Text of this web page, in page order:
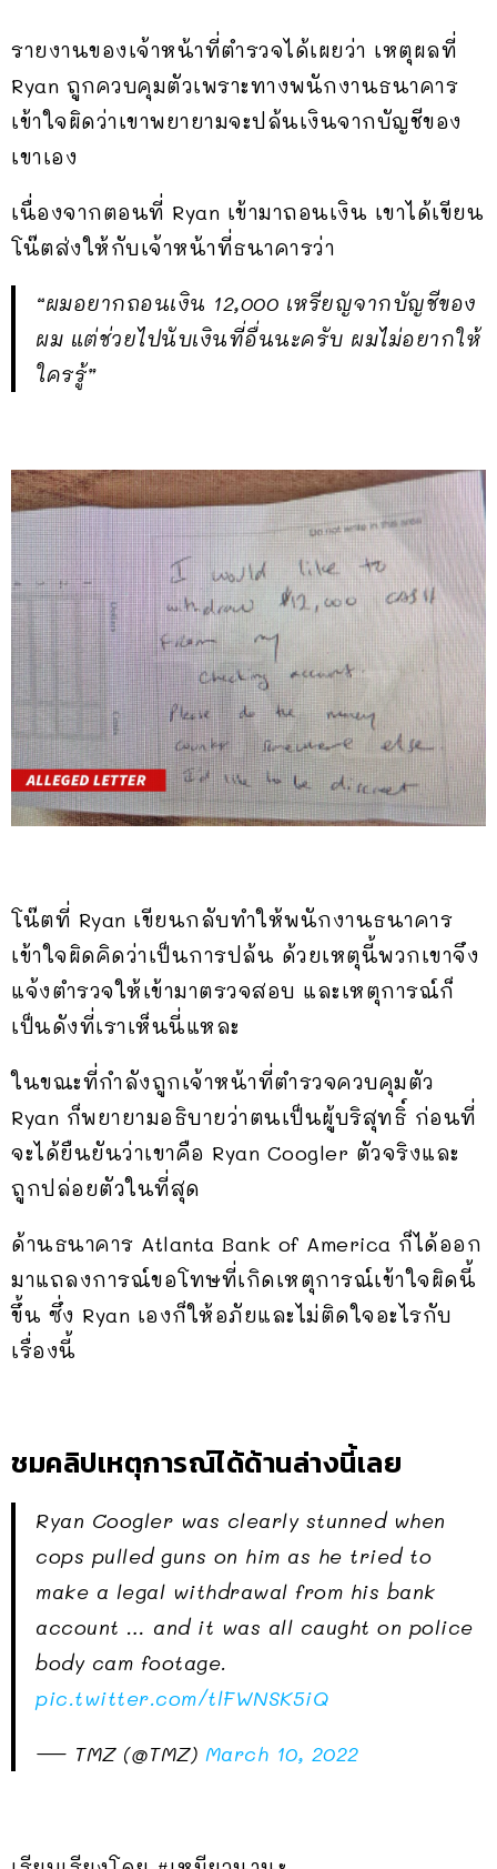
รายงานของเจ้าหน้าที่ตำรวจได้เผยว่า เหตุผลที่
Ryan ถูกควบคุมตัวเพราะทางพนักงานธนาคาร
เข้าใจผิดว่าเขาพยายามจะปล้นเงินจากบัญชีของ
เขาเอง
เนื่องจากตอนที่ Ryan เข้ามาถอนเงิน เขาได้เขียน
โน๊ตส่งให้กับเจ้าหน้าที่ธนาคารว่า
“ผมอยากถอนเงิน 12,000 เหรียญจากบัญชีของ
ผม แต่ช่วยไปนับเงินที่อื่นนะครับ ผมไม่อยากให้
ใครรู้”
โน๊ตที่ Ryan เขียนกลับทำให้พนักงานธนาคาร
เข้าใจผิดคิดว่าเป็นการปล้น ด้วยเหตุนี้พวกเขาจึง
แจ้งตำรวจให้เข้ามาตรวจสอบ และเหตุการณ์ก็
เป็นดังที่เราเห็นนี่แหละ
ในขณะที่กำลังถูกเจ้าหน้าที่ตำรวจควบคุมตัว
Ryan ก็พยายามอธิบายว่าตนเป็นผู้บริสุทธิ์ ก่อนที่
จะได้ยืนยันว่าเขาคือ Ryan Coogler ตัวจริงและ
ถูกปล่อยตัวในที่สุด
ด้านธนาคาร Atlanta Bank of America ก็ได้ออก
มาแถลงการณ์ขอโทษที่เกิดเหตุการณ์เข้าใจผิดนี้
ขึ้น ซึ่ง Ryan เองก็ให้อภัยและไม่ติดใจอะไรกับ
เรื่องนี้
ชมคลิปเหตุการณ์ได้ด้านล่างนี้เลย
Ryan Coogler was clearly stunned when
cops pulled guns on him as he tried to
make a legal withdrawal from his bank
account … and it was all caught on police
body cam footage.
pic.twitter.com/tlFWNSK5iQ
— TMZ (@TMZ) March 10, 2022